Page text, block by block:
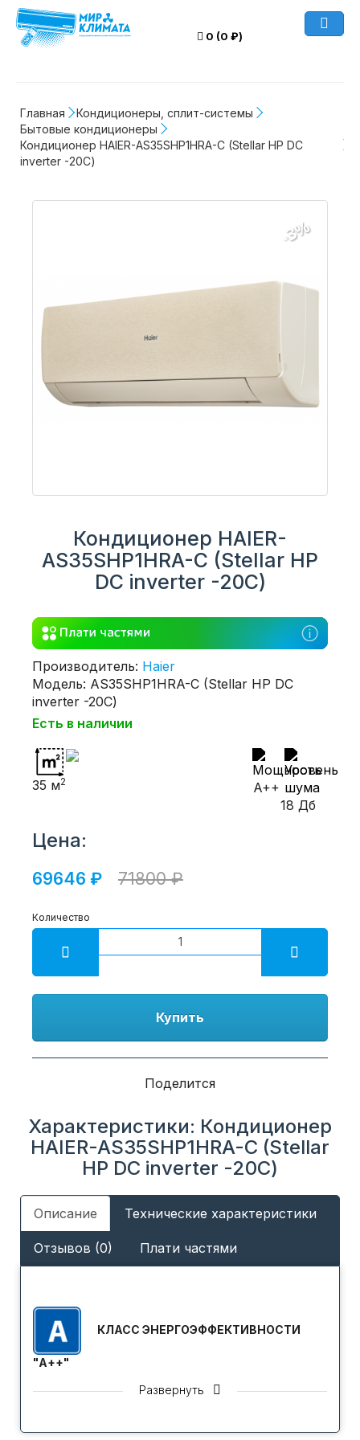
0 (0 ₽)
Главная
Кондиционеры, сплит-системы
Бытовые кондиционеры
Кондиционер HAIER-AS35SHP1HRA-C (Stellar HP DC
inverter -20С)
-3%
Кондиционер HAIER-
AS35SHP1HRA-C (Stellar HP
DC inverter -20С)
Производитель: Haier
Модель: AS35SHP1HRA-C (Stellar HP DC
inverter -20С)
Есть в наличии
35 м2
A++
18 Дб
Цена:
69646 ₽ 71800 ₽
Количество
Купить
Поделится
Характеристики: Кондиционер
HAIER-AS35SHP1HRA-C (Stellar
HP DC inverter -20С)
Описание Технические характеристики
Отзывов (0) Плати частями
КЛАСС ЭНЕРГОЭФФЕКТИВНОСТИ
"A++"
Кондиционеры отличаются высоким уровнем
классификацией Европейской Сертификационной
Развернуть